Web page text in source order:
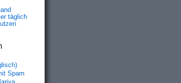
täglich
Spam